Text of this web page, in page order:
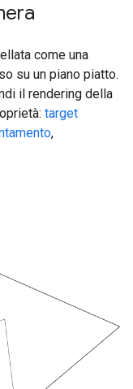
come una
su un piano piatto.
il rendering della
target
,